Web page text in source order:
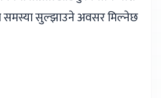
समस्या सुल्झाउने अवसर मिल्नेछ